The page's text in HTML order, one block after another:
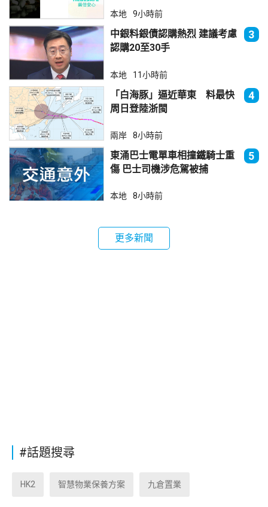
本地 9小時前
中銀料銀債認購熱烈 建議考慮
認購20至30手
3
本地 11小時前
「白海豚」逼近華東 料最快
周日登陸浙閩
4
兩岸 8小時前
東涌巴士電單車相撞鐵騎士重
傷 巴士司機涉危駕被捕
5
本地 8小時前
更多新聞
#話題搜尋
HK2 智慧物業保養方案 九倉置業